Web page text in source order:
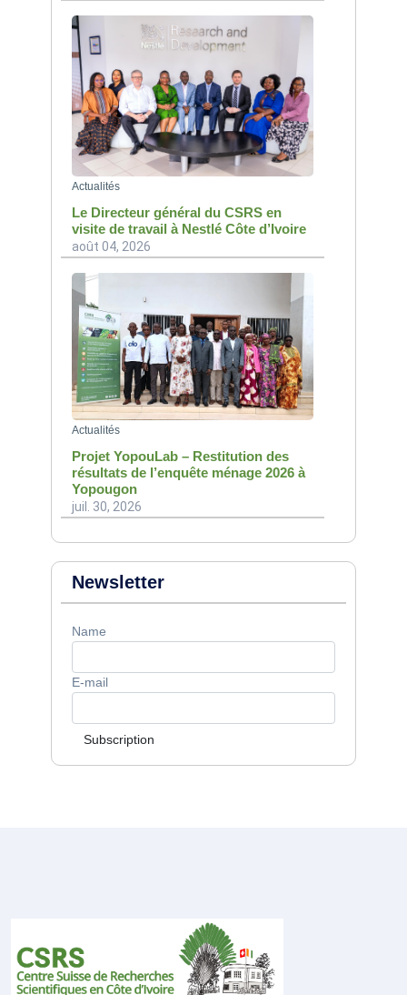
Actualités
Le Directeur général du CSRS en
visite de travail à Nestlé Côte d’Ivoire
août 04, 2026
Actualités
Projet YopouLab – Restitution des
résultats de l’enquête ménage 2026 à
Yopougon
juil. 30, 2026
Newsletter
Name
E-mail
Subscription